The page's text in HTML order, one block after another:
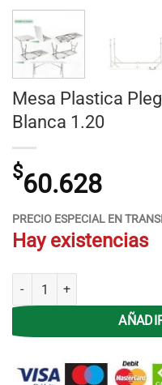
Mesa Plastica
Blanca 1.20
$60.628
PRECIO ESPECIAL EN
Hay existencias
Mesa Plastica Plegable